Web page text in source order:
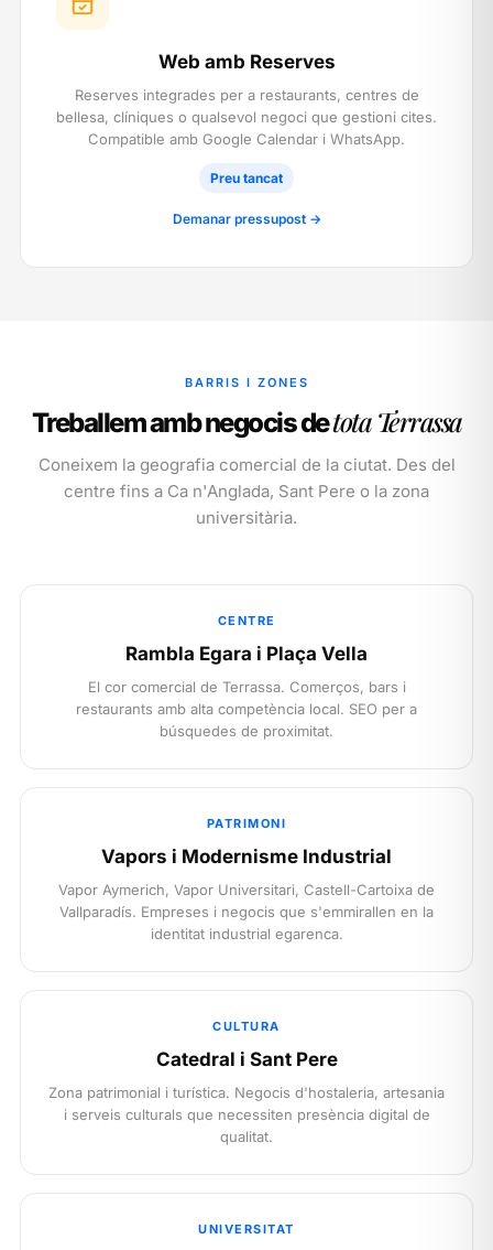
Web amb Reserves
Reserves integrades per a restaurants, centres de
bellesa, clíniques o qualsevol negoci que gestioni cites.
Compatible amb Google Calendar i WhatsApp.
Preu tancat
Demanar pressupost →
BARRIS I ZONES
Treballem amb negocis detota Terrassa
Coneixem la geografia comercial de la ciutat. Des del
centre fins a Ca n'Anglada, Sant Pere o la zona
universitària.
CENTRE
Rambla Egara i Plaça Vella
El cor comercial de Terrassa. Comerços, bars i
restaurants amb alta competència local. SEO per a
búsquedes de proximitat.
PATRIMONI
Vapors i Modernisme Industrial
Vapor Aymerich, Vapor Universitari, Castell-Cartoixa de
Vallparadís. Empreses i negocis que s'emmirallen en la
identitat industrial egarenca.
CULTURA
Catedral i Sant Pere
Zona patrimonial i turística. Negocis d'hostaleria, artesania
i serveis culturals que necessiten presència digital de
qualitat.
UNIVERSITAT